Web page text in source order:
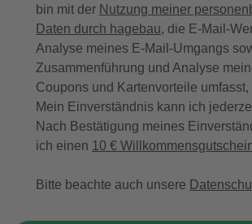
bin mit der Nutzung meiner
Daten durch hagebau, die E-Mail-
Analyse meines E-Mail-Umgangs
Zusammenführung und Analyse
Coupons und Kartenvorteile
Mein Einverständnis kann ich
Nach Bestätigung meines
ich einen 10 €
Bitte beachte auch unsere